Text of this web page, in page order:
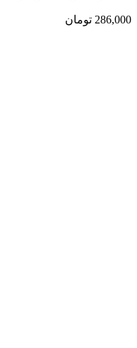
286,000 تومان